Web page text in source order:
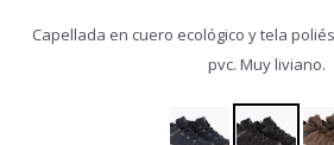
Capellada en cuero ecológico y tela
pvc. Muy liviano.